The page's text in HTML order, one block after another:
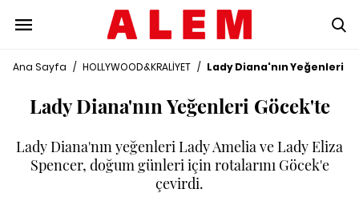
Ana Sayfa / HOLLYWOOD&KRALİYET / Lady Diana'nın Yeğenleri
Lady Diana'nın Yeğenleri Göcek'te
Lady Diana'nın yeğenleri Lady Amelia ve Lady Eliza
Spencer, doğum günleri için rotalarını Göcek'e
çevirdi.